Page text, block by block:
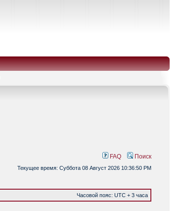
FAQ Поиск
Текущее время: Суббота 08 Август 2026 10:36:50 PM
Часовой пояс: UTC + 3 часа